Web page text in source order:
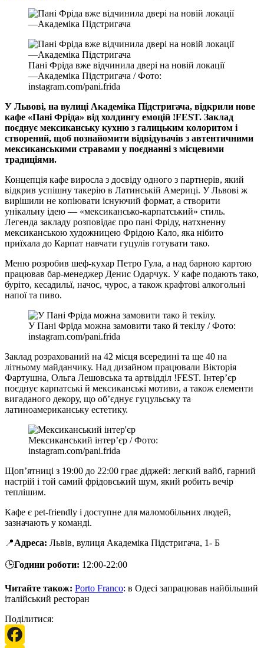
Пані Фріда вже відчинила двері на новій локації
—Академіка Підстригача / Фото:
instagram.com/pani.frida
У Львові, на вулиці Академіка Підстригача, відкрили нове
кафе «Пані Фріда» від холдингу емоцій !FEST. Заклад
поєднує мексиканську кухню з галицьким колоритом і
створений, щоб познайомити відвідувачів з автентичними
мексиканськими стравами у поєднанні з місцевими
традиціями.
Концепція кафе виросла з досвіду одного з партнерів, який
відкрив успішну такерію в Латинській Америці. У Львові ж
вирішили не копіювати існуючий формат, а створити
унікальну ідею — «мексикансько-карпатський» стиль.
Легенда закладу розповідає про пані Фріду, натхненну
мексиканською художницею Фрідою Кало, яка нібито
приїхала до Карпат навчати гуцулів готувати тако.
Меню розробив шеф-кухар Петро Гула, а над барною картою
працював бар-менеджер Денис Одарчук. У кафе подають тако,
буріто, кесадильї, начос, чурос, а також крафтові алкогольні
напої та пиво.
У Пані Фріда можна замовити тако й текілу / Фото:
instagram.com/pani.frida
Заклад розрахований на 42 місця всередині та ще 40 на
літньому майданчику. Над дизайном працювали Вікторія
Фартушна, Ольга Лешовська та артвідділ !FEST. Інтер’єр
поєднує карпатські й мексиканські мотиви, а також елементи
вигаданого декору, що об’єднує гуцульську та
латиноамериканську естетику.
Мексиканський інтер’єр / Фото:
instagram.com/pani.frida
Щоп’ятниці з 19:00 до 22:00 грає діджей: легкий вайб, гарний
настрій і той самий фрідовський шум, який робить вечір
теплішим.
Кафе є pet-friendly і доступне для маломобільних людей,
зазначають у команді.
📍Адреса: Львів, вулиця Академіка Підстригача, 1- Б
🕒Години роботи: 12:00-22:00
Читайте також: Porto Franco: в Одесі запрацював найбільший
італійський ресторан
Поділитися: